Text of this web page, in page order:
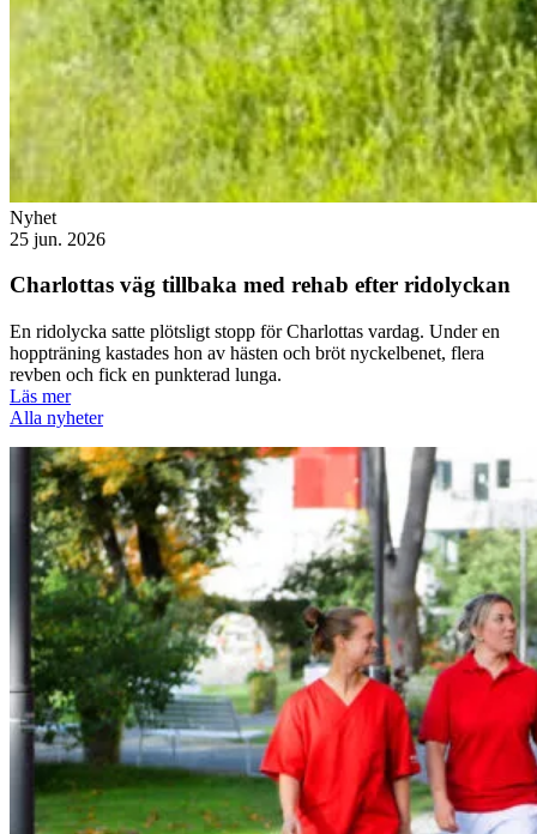
Nyhet
25 jun. 2026
Charlottas väg tillbaka med rehab efter ridolyckan
En ridolycka satte plötsligt stopp för Charlottas vardag. Under en
hoppträning kastades hon av hästen och bröt nyckelbenet, flera
revben och fick en punkterad lunga.
Läs mer
Alla nyheter